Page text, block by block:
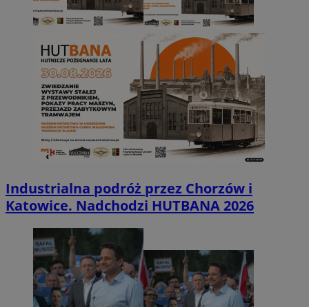
Industrialna podróż przez Chorzów i
Katowice. Nadchodzi HUTBANA 2026